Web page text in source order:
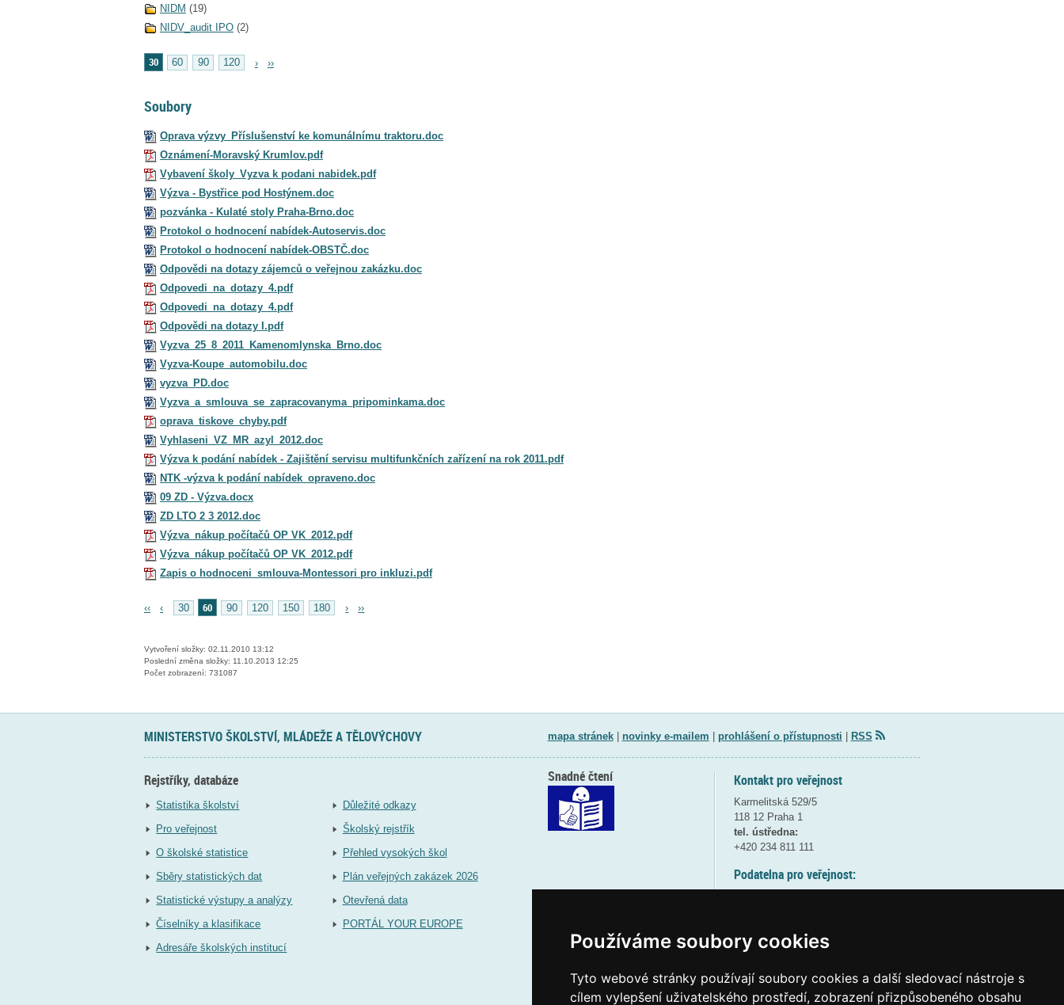
Používáme soubory cookies
Tyto webové stránky používají soubory cookies a další sledovací nástroje s
cílem vylepšení uživatelského prostředí, zobrazení přizpůsobeného obsahu
NIDM (19)
NIDV_audit IPO (2)
30 60 90 120 › ››
Soubory
Oprava výzvy_Příslušenství ke komunálnímu traktoru.doc
Oznámení-Moravský Krumlov.pdf
Vybavení školy_Vyzva k podani nabidek.pdf
Výzva - Bystřice pod Hostýnem.doc
pozvánka - Kulaté stoly Praha-Brno.doc
Protokol o hodnocení nabídek-Autoservis.doc
Protokol o hodnocení nabídek-OBSTČ.doc
Odpovědi na dotazy zájemců o veřejnou zakázku.doc
Odpovedi_na_dotazy_4.pdf
Odpovedi_na_dotazy_4.pdf
Odpovědi na dotazy I.pdf
Vyzva_25_8_2011_Kamenomlynska_Brno.doc
Vyzva-Koupe_automobilu.doc
vyzva_PD.doc
Vyzva_a_smlouva_se_zapracovanyma_pripominkama.doc
oprava_tiskove_chyby.pdf
Vyhlaseni_VZ_MR_azyl_2012.doc
Výzva k podání nabídek - Zajištění servisu multifunkčních zařízení na rok 2011.pdf
NTK -výzva k podání nabídek_opraveno.doc
09 ZD - Výzva.docx
ZD LTO 2 3 2012.doc
Výzva_nákup počítačů OP VK_2012.pdf
Výzva_nákup počítačů OP VK_2012.pdf
Zapis o hodnoceni_smlouva-Montessori pro inkluzi.pdf
‹‹ ‹ 30 60 90 120 150 180 › ››
Vytvoření složky: 02.11.2010 13:12
Poslední změna složky: 11.10.2013 12:25
Počet zobrazení: 731087
MINISTERSTVO ŠKOLSTVÍ, MLÁDEŽE A TĚLOVÝCHOVY mapa stránek| novinky e-mailem prohlášení o přístupnosti RSS
Rejstříky, databáze
Statistika školství
Pro veřejnost
O školské statistice
Sběry statistických dat
Statistické výstupy a analýzy
Číselníky a klasifikace
Adresáře školských institucí
Důležité odkazy
Školský rejstřík
Přehled vysokých škol
Plán veřejných zakázek 2026
Otevřená data
PORTÁL YOUR EUROPE
Kontakt pro veřejnost
Karmelitská 529/5
118 12 Praha 1
tel. ústředna:
+420 234 811 111
Podatelna pro veřejnost:
(více informací
Elektronická podatelna:
Snadné čtení